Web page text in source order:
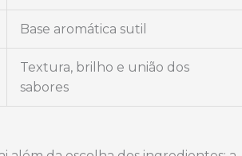
Base aromática sutil
Textura, brilho e união dos
sabores